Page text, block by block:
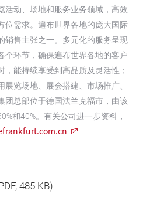
活动、场地和服务业务领域，高效
位需求。遍布世界各地的庞大国际
销售主张之一。多元化的服务呈现
个环节，确保遍布世界各地的客户
，能持续享受到高品质及灵活性；
览场地、展会搭建、市场推广、
团总部位于德国法兰克福市，由该
和40%。有关公司进一步资料，
, 485 KB)